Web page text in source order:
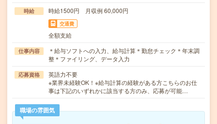
時給 時給1500円 月収例 60,000円
交通費
全額支給
仕事内容
＊給与ソフトへの入力、給与計算＊勤怠チェック＊年末調
整＊ファイリング、データ入力
応募資格
英語力不要
※業界未経験OK！※給与計算の経験がある方こちらのお仕
事は下記のいずれかに該当する方のみ、応募が可能…
職場の雰囲気